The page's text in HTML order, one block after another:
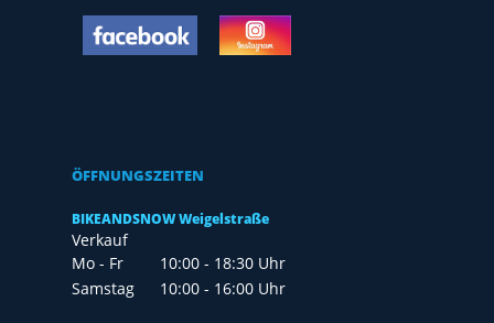
ÖFFNUNGSZEITEN
BIKEANDSNOW Weigelstraße
Verkauf
Mo - Fr
10:00 - 18:30 Uhr
Samstag
10:00 - 16:00 Uhr